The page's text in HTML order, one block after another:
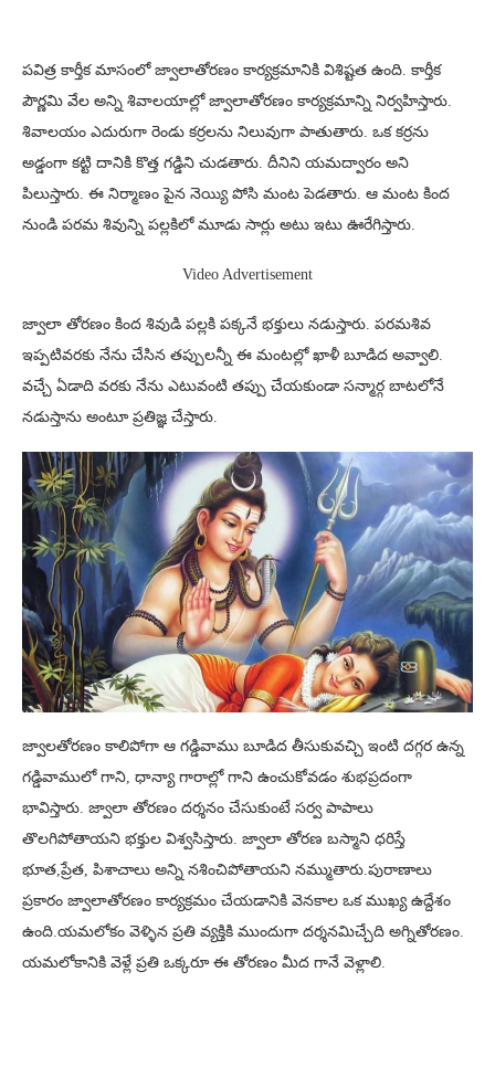
పవిత్ర కార్తీక మాసంలో జ్వాలాతోరణం కార్యక్రమానికి విశిష్టత ఉంది. కార్తీక
పౌర్ణమి వేల అన్ని శివాలయాల్లో జ్వాలాతోరణం కార్యక్రమాన్ని నిర్వహిస్తారు.
శివాలయం ఎదురుగా రెండు కర్రలను నిలువుగా పాతుతారు. ఒక కర్రను
అడ్డంగా కట్టి దానికి కొత్త గడ్డిని చుడతారు. దీనిని యమద్వారం అని
పిలుస్తారు. ఈ నిర్మాణం పైన నెయ్యి పోసి మంట పెడతారు. ఆ మంట కింద
నుండి పరమ శివున్ని పల్లకిలో మూడు సార్లు అటు ఇటు ఊరేగిస్తారు.
Video Advertisement
జ్వాలా తోరణం కింద శివుడి పల్లకి పక్కనే భక్తులు నడుస్తారు. పరమశివ
ఇప్పటివరకు నేను చేసిన తప్పులన్నీ ఈ మంటల్లో ఖాళీ బూడిద అవ్వాలి.
వచ్చే ఏడాది వరకు నేను ఎటువంటి తప్పు చేయకుండా సన్మార్గ బాటలోనే
నడుస్తాను అంటూ ప్రతిజ్ఞ చేస్తారు.
జ్వాలతోరణం కాలిపోగా ఆ గడ్డివాము బూడిద తీసుకువచ్చి ఇంటి దగ్గర ఉన్న
గడ్డివాములో గాని, ధాన్యా గారాల్లో గాని ఉంచుకోవడం శుభప్రదంగా
భావిస్తారు. జ్వాలా తోరణం దర్శనం చేసుకుంటే సర్వ పాపాలు
తొలగిపోతాయని భక్తుల విశ్వసిస్తారు. జ్వాలా తోరణ బస్మాని ధరిస్తే
భూత,ప్రేత, పిశాచాలు అన్ని నశించిపోతాయని నమ్ముతారు.పురాణాలు
ప్రకారం జ్వాలాతోరణం కార్యక్రమం చేయడానికి వెనకాల ఒక ముఖ్య ఉద్దేశం
ఉంది.యమలోకం వెళ్ళిన ప్రతి వ్యక్తికి ముందుగా దర్శనమిచ్చేది అగ్నితోరణం.
యమలోకానికి వెళ్లే ప్రతి ఒక్కరూ ఈ తోరణం మీద గానే వెళ్లాలి.